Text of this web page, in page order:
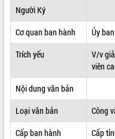
THÔNG TIN CHỈ ĐẠO ĐIỀU HÀNH
HỆ THỐNG VĂN BẢN
VĂN BẢN HĐND TỈNH
ĐIỂM TIN VĂN BẢN
Người Ký
Cơ quan ban hành
Ủy
Trích yếu
V/v
viên
Nội dung văn bản
Loại văn bản
Công
Cấp ban hành
Cấp